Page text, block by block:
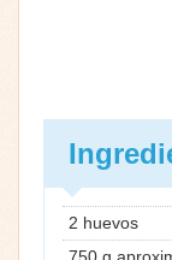
2 huevos